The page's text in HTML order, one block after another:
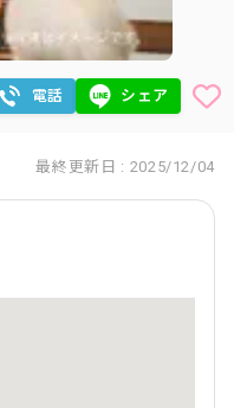
電話 シェア
最終更新日 : 2025/12/04